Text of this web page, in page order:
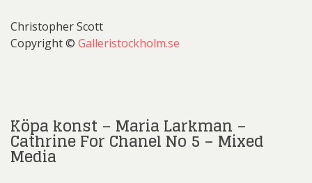
Christopher Scott
Copyright © Galleristockholm.se
Köpa konst – Maria Larkman –
Cathrine For Chanel No 5 – Mixed
Media